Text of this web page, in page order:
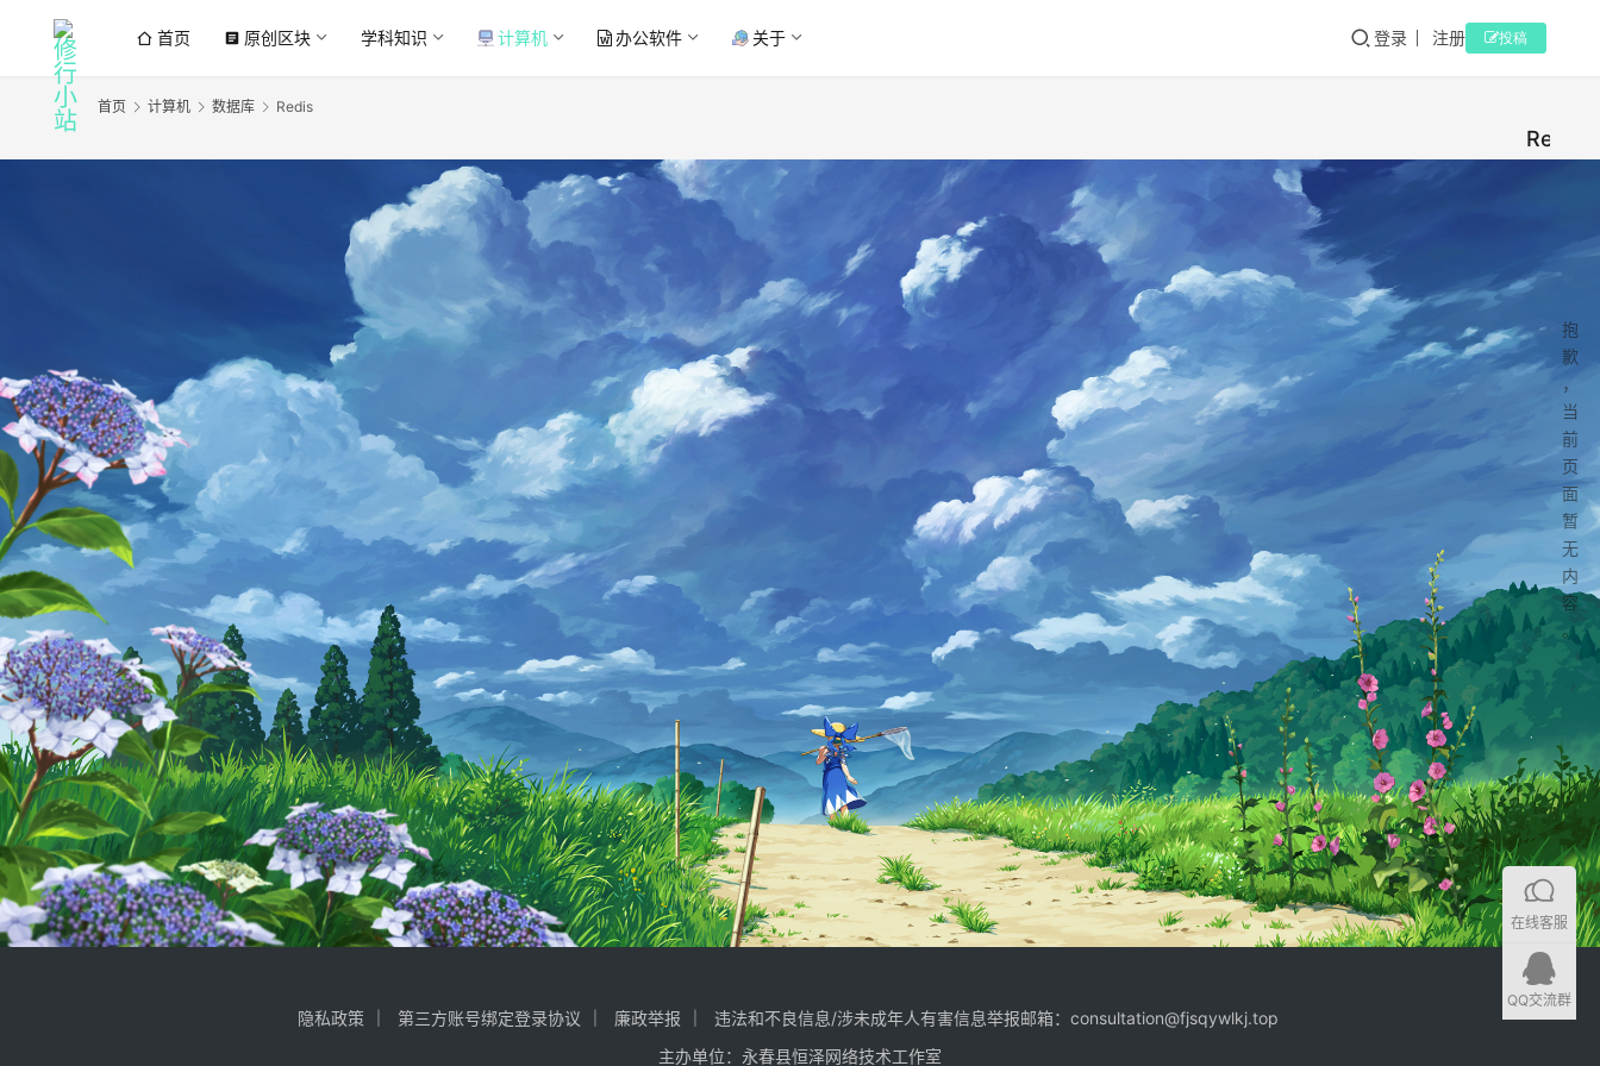
首页 article 原创区块 学科知识 计算机 办公软件 关于 登录 注册 投稿
首页 计算机 数据库 Redis
Redis
抱
歉
，
当
前
页
面
暂
无
内
容
。
隐私政策 第三方账号绑定登录协议 廉政举报
违法和不良信息/涉未成年人有害信息举报邮箱：consultation@fjsqywlkj.top
主办单位：永春县恒泽网络技术工作室
在线客服
QQ交流群